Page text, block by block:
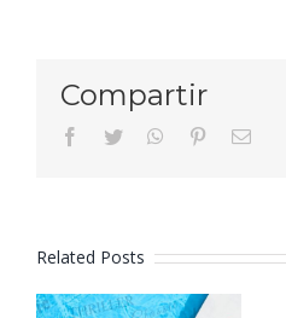
Compartir
facebooktwitter whatsapppinterestEmail
Related Posts